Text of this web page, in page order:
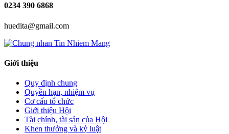
0234 390 6868
huedita@gmail.com
Giới thiệu
Quy định chung
Quyền hạn, nhiệm vụ
Cơ cấu tổ chức
Giới thiệu Hội
Tài chính, tài sản của Hội
Khen thưởng và kỷ luật